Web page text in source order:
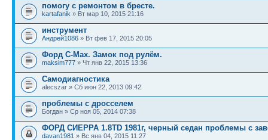
помогу с ремонтом в бресте.
kartafanik » Вт мар 10, 2015 21:16
инструмент
Андрей1086 » Вт фев 17, 2015 20:05
Форд С-Max. Замок под рулём.
maksim777 » Чт янв 22, 2015 13:36
Самодиагностика
alecszar » Сб июн 22, 2013 09:42
проблемы с дросселем
Богдан » Ср ноя 05, 2014 07:38
ФОРД СИЕРРА 1.8TD 1981г, черный седан проблемы с
davan1981 » Вс янв 04, 2015 11:27